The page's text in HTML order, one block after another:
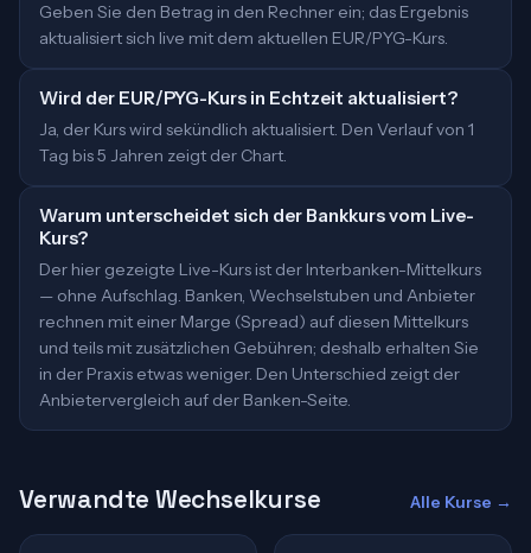
Geben Sie den Betrag in den Rechner ein; das Ergebnis
aktualisiert sich live mit dem aktuellen EUR/PYG-Kurs.
Wird der EUR/PYG-Kurs in Echtzeit aktualisiert?
Ja, der Kurs wird sekündlich aktualisiert. Den Verlauf von 1
Tag bis 5 Jahren zeigt der Chart.
Warum unterscheidet sich der Bankkurs vom Live-
Kurs?
Der hier gezeigte Live-Kurs ist der Interbanken-Mittelkurs
— ohne Aufschlag. Banken, Wechselstuben und Anbieter
rechnen mit einer Marge (Spread) auf diesen Mittelkurs
und teils mit zusätzlichen Gebühren; deshalb erhalten Sie
in der Praxis etwas weniger. Den Unterschied zeigt der
Anbietervergleich auf der Banken-Seite.
Verwandte Wechselkurse Alle Kurse →